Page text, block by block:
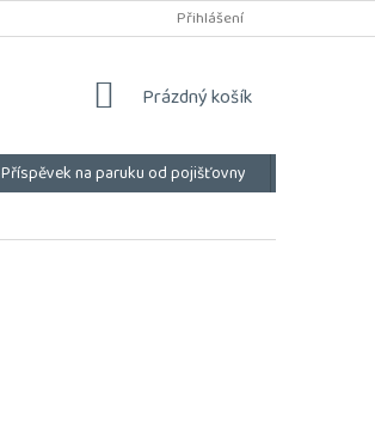
Přihlášení
NÁKUPNÍ
Prázdný košík
Příspěvek na paruku od pojišťovny